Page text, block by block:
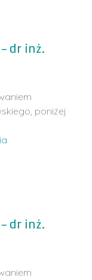
dr inż.
poniżej
dr inż.